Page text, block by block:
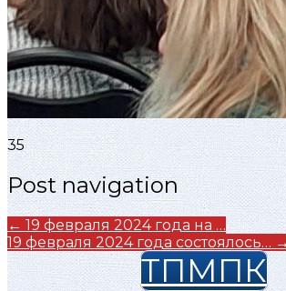
35
Post navigation
← 19 февраля 2024 года на …
19 февраля 2024 года состоялось… →
ТПМПК